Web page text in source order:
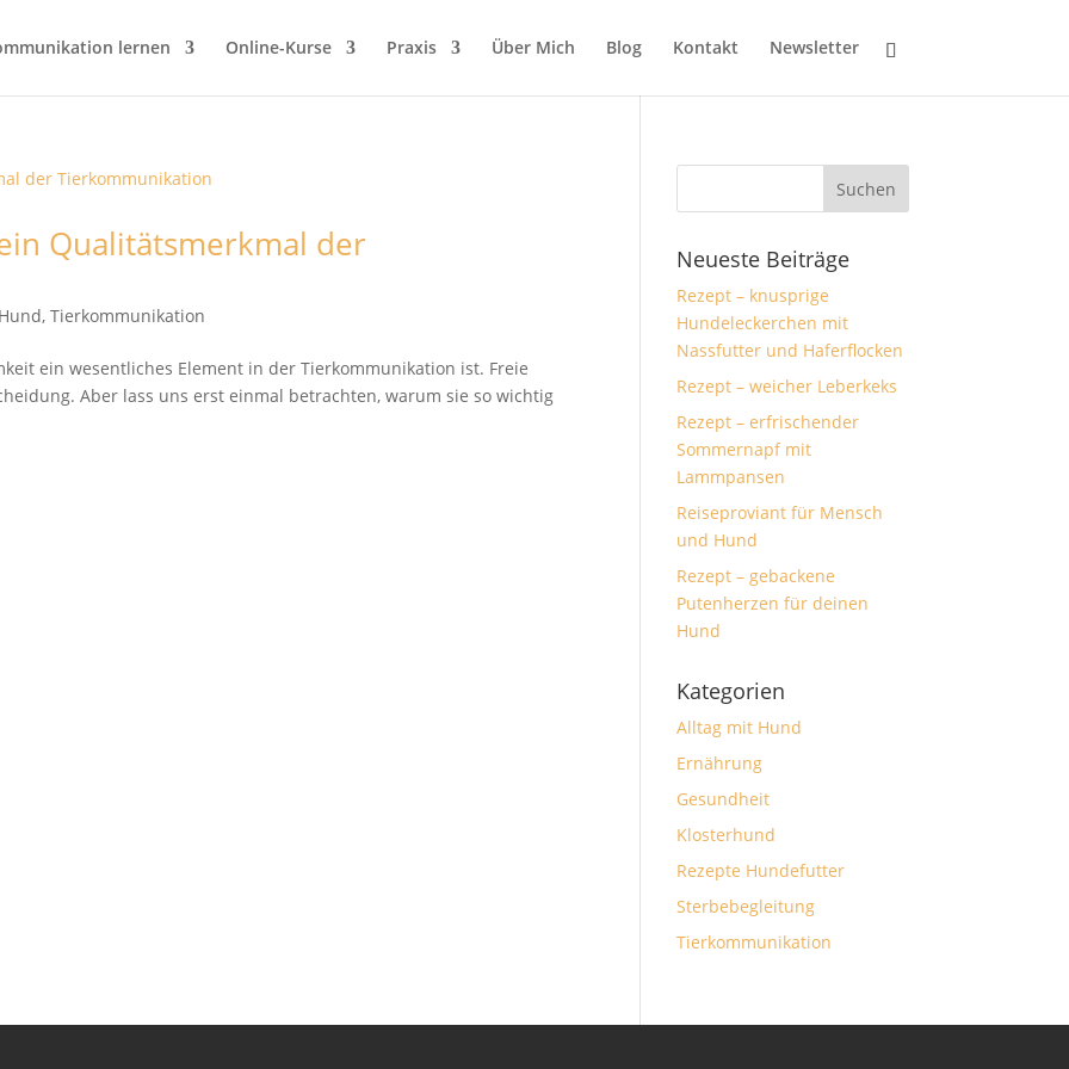
lernen Online-Kurse Praxis Über Mich Blog Kontakt Newsletter
Qualitätsmerkmal der
,Tierkommunikation
ein wesentliches Element in der Tierkommunikation ist. Freie
Aber lass uns erst einmal betrachten, warum sie so wichtig
Neueste Beiträge
Rezept – knusprige
Hundeleckerchen mit
Nassfutter und Haferflocken
Rezept – weicher Leberkeks
Rezept – erfrischender
Sommernapf mit
Lammpansen
Reiseproviant für Mensch
und Hund
Rezept – gebackene
Putenherzen für deinen
Hund
Kategorien
Alltag mit Hund
Ernährung
Gesundheit
Klosterhund
Rezepte Hundefutter
Sterbebegleitung
Tierkommunikation